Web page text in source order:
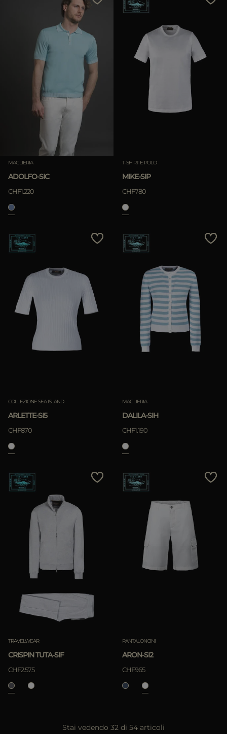
MAGLIERIA
ADOLFO-SIC
CHF1.220
T-SHIRT E POLO
MIKE-SIP
CHF780
COLLEZIONE SEA ISLAND
ARLETTE-SI5
CHF870
MAGLIERIA
DALILA-SIH
CHF1.190
TRAVELWEAR
CRISPIN TUTA-SIF
CHF2.575
PANTALONCINI
ARON-SI2
CHF965
Stai vedendo 32 di 54 articoli